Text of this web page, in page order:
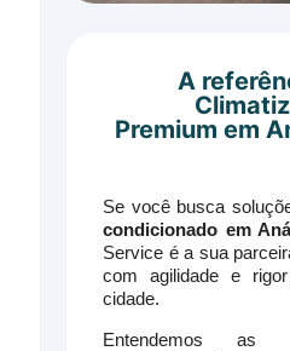
A
Premium em
Se você busca
condicionado em
Service é a sua
com agilidade e
cidade.
Entendemos as